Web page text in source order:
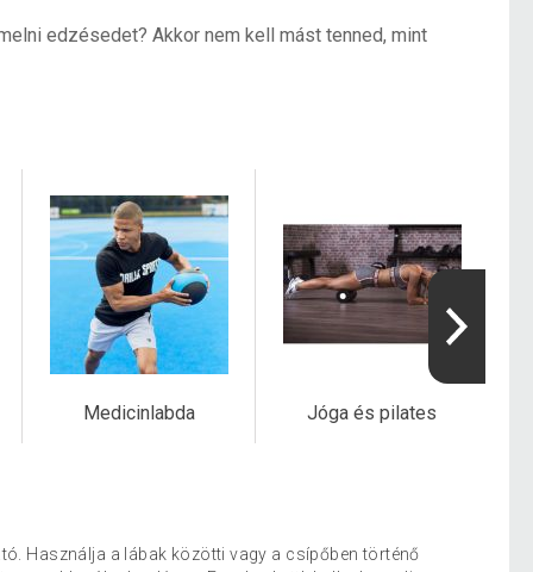
edzésedet? Akkor nem kell mást tenned, mint
Medicinlabda Jóga és pilates
Használja a lábak közötti vagy a csípőben történő